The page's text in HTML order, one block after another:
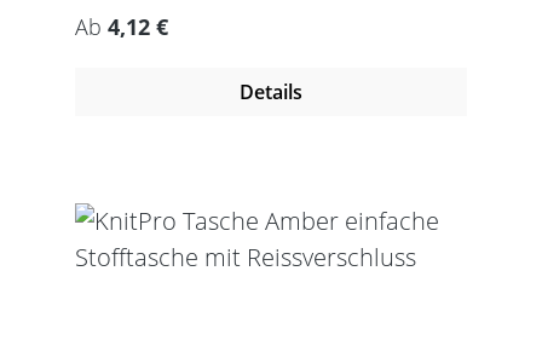
Regulärer Preis:
Ab 4,12 €
Details